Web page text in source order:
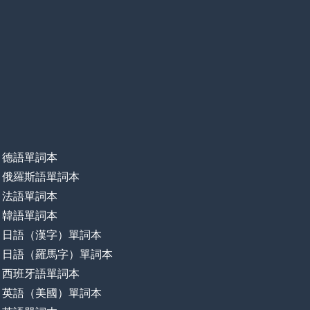
德語單詞本
俄羅斯語單詞本
法語單詞本
韓語單詞本
日語（漢字）單詞本
日語（羅馬字）單詞本
西班牙語單詞本
英語（美國）單詞本